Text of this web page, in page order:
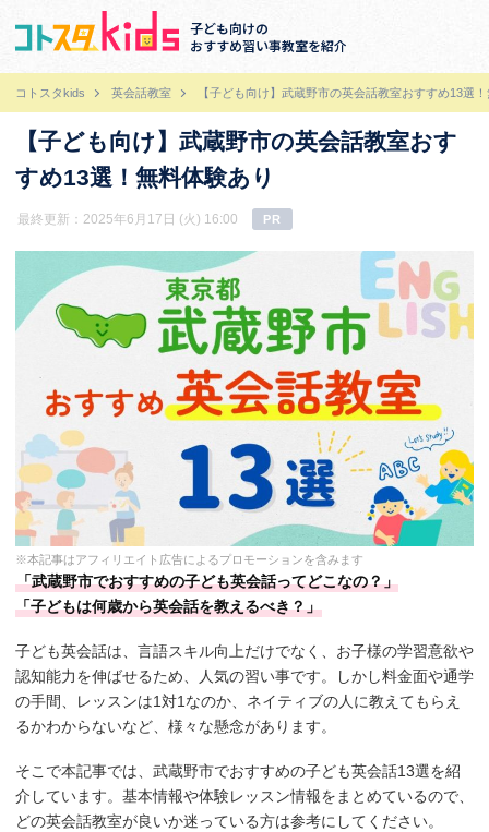
子ども向けの
おすすめ習い事教室を紹介
コトスタkids 英会話教室 【子ども向け】武蔵野市の英会話教室おすすめ13選
【子ども向け】武蔵野市の英会話教室おす
すめ13選！無料体験あり
最終更新：2025年6月17日 (火) 16:00 PR
※本記事はアフィリエイト広告によるプロモーションを含みます
「武蔵野市でおすすめの子ども英会話ってどこなの？」
「子どもは何歳から英会話を教えるべき？」
子ども英会話は、言語スキル向上だけでなく、お子様の学習意欲や
認知能力を伸ばせるため、人気の習い事です。しかし料金面や通学
の手間、レッスンは1対1なのか、ネイティブの人に教えてもらえ
るかわからないなど、様々な懸念があります。
そこで本記事では、武蔵野市でおすすめの子ども英会話13選を紹
介しています。基本情報や体験レッスン情報をまとめているので、
どの英会話教室が良いか迷っている方は参考にしてください。